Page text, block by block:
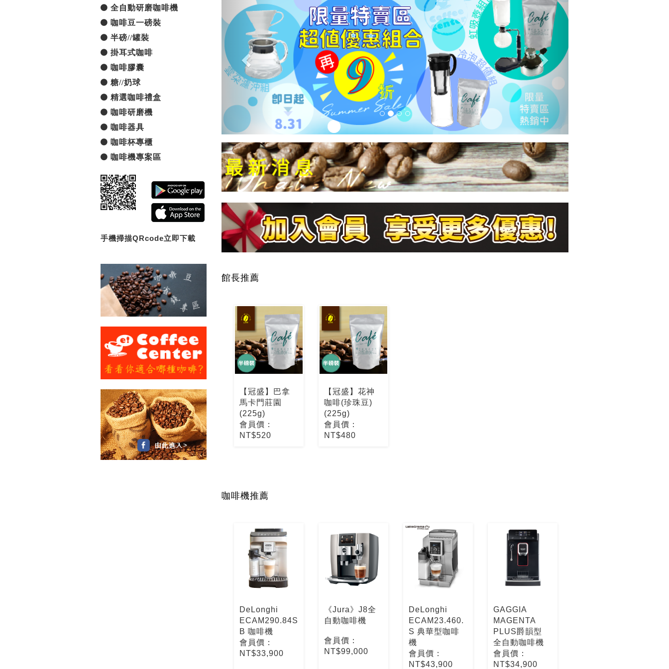
全自動研磨咖啡機
咖啡豆一磅裝
半磅//罐裝
掛耳式咖啡
咖啡膠囊
糖//奶球
精選咖啡禮盒
咖啡研磨機
咖啡器具
咖啡杯專櫃
咖啡機專案區
手機掃描QRcode立即下載
館長推薦
【冠盛】巴拿
馬卡門莊園
(225g)
會員價：
NT$520
【冠盛】花神
咖啡(珍珠豆)
(225g)
會員價：
NT$480
咖啡機推薦
DeLonghi
ECAM290.84S
B 咖啡機
會員價：
NT$33,900
《Jura》J8全
自動咖啡機
會員價：
NT$99,000
DeLonghi
ECAM23.460.
S 典華型咖啡
機
會員價：
NT$43,900
GAGGIA
MAGENTA
PLUS爵韻型
全自動咖啡機
會員價：
NT$34,900